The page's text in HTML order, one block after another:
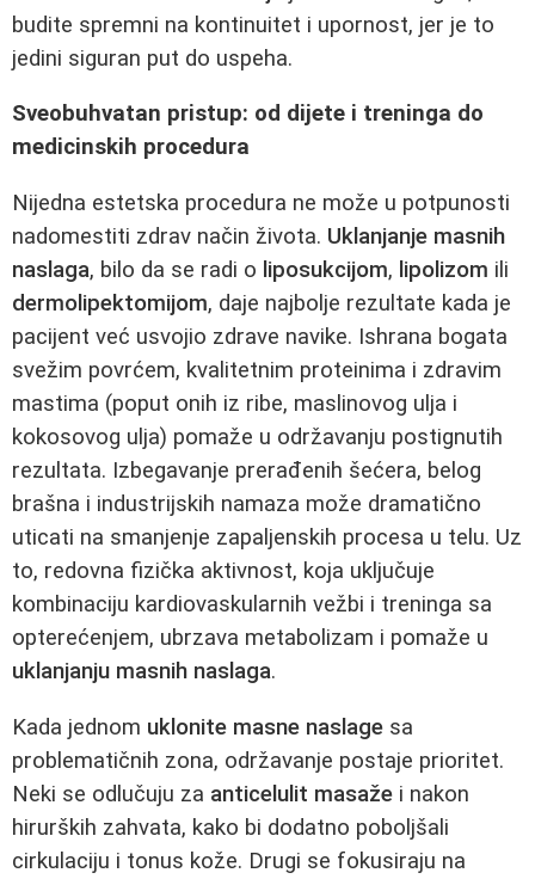
budite spremni na kontinuitet i upornost, jer je to
jedini siguran put do uspeha.
Sveobuhvatan pristup: od dijete i treninga do
medicinskih procedura
Nijedna estetska procedura ne može u potpunosti
nadomestiti zdrav način života. Uklanjanje masnih
naslaga, bilo da se radi o liposukcijom, lipolizom ili
dermolipektomijom, daje najbolje rezultate kada je
pacijent već usvojio zdrave navike. Ishrana bogata
svežim povrćem, kvalitetnim proteinima i zdravim
mastima (poput onih iz ribe, maslinovog ulja i
kokosovog ulja) pomaže u održavanju postignutih
rezultata. Izbegavanje prerađenih šećera, belog
brašna i industrijskih namaza može dramatično
uticati na smanjenje zapaljenskih procesa u telu. Uz
to, redovna fizička aktivnost, koja uključuje
kombinaciju kardiovaskularnih vežbi i treninga sa
opterećenjem, ubrzava metabolizam i pomaže u
uklanjanju masnih naslaga.
Kada jednom uklonite masne naslage sa
problematičnih zona, održavanje postaje prioritet.
Neki se odlučuju za anticelulit masaže i nakon
hirurških zahvata, kako bi dodatno poboljšali
cirkulaciju i tonus kože. Drugi se fokusiraju na